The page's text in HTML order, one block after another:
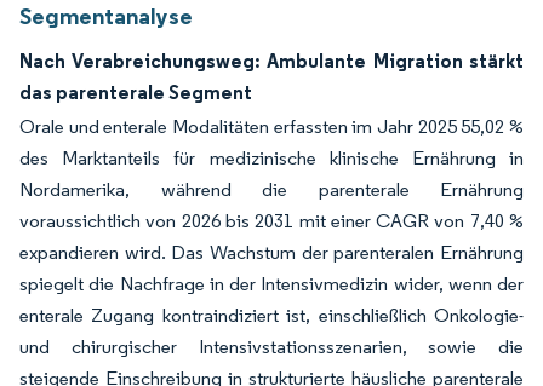
Segmentanalyse
Nach Verabreichungsweg: Ambulante Migration stärkt
das parenterale Segment
Orale und enterale Modalitäten erfassten im Jahr 2025 55,02 %
des Marktanteils für medizinische klinische Ernährung in
Nordamerika, während die parenterale Ernährung
voraussichtlich von 2026 bis 2031 mit einer CAGR von 7,40 %
expandieren wird. Das Wachstum der parenteralen Ernährung
spiegelt die Nachfrage in der Intensivmedizin wider, wenn der
enterale Zugang kontraindiziert ist, einschließlich Onkologie-
und chirurgischer Intensivstationsszenarien, sowie die
steigende Einschreibung in strukturierte häusliche parenterale